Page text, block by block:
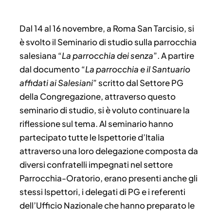
Dal 14 al 16 novembre, a Roma San Tarcisio, si
è svolto il Seminario di studio sulla parrocchia
salesiana “La parrocchia dei senza”. A partire
dal documento “La parrocchia e il Santuario
affidati ai Salesiani” scritto dal Settore PG
della Congregazione, attraverso questo
seminario di studio, si è voluto continuare la
riflessione sul tema. Al seminario hanno
partecipato tutte le Ispettorie d’Italia
attraverso una loro delegazione composta da
diversi confratelli impegnati nel settore
Parrocchia-Oratorio, erano presenti anche gli
stessi Ispettori, i delegati di PG e i referenti
dell’Ufficio Nazionale che hanno preparato le